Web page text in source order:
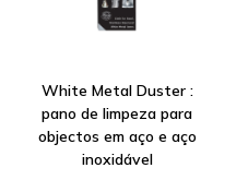
White Metal Duster :
pano de limpeza para
objectos em aço e aço
inoxidável